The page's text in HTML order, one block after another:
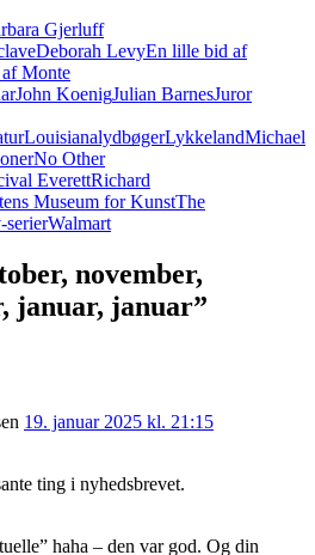
Gjerluff
Deborah LevyEn lille bid af
Monte
John KoenigJulian BarnesJuror
LouisianalydbøgerLykkelandMichael
No Other
EverettRichard
Museum for KunstThe
serierWalmart
november,
januar, januar”
19. januar 2025 kl. 21:15
ting i nyhedsbrevet.
haha – den var god. Og din